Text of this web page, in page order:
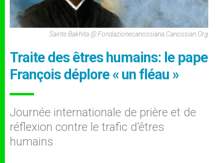
Sainte Bakhita @ Fondazionecanossiana.canossian.org
Traite des êtres humains: le pape
François déplore « un fléau »
Journée internationale de prière et de
réflexion contre le trafic d’êtres
humains